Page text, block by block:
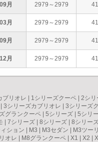
月 2979～2979
月 2979～2979
月 2979～2979
月 2979～2979
ブリオレ 1シリーズクーペ 2シリ
3シリーズカブリオレ 3シリーズ
グランクーペ 5シリーズ 5シリ
7シリーズ 8シリーズ 8シリー
ション M3 M3セダン M3ツー
オレ M8グランクーペ X1 X2